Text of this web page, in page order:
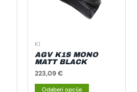
K1
AGV K1S MONO
MATT BLACK
223,09€
Odaberi opcije
Opcije
se
na